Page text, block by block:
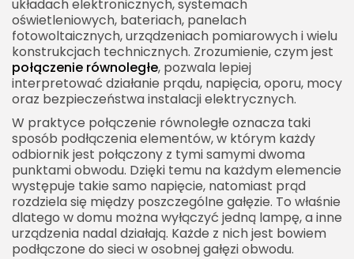
układach elektronicznych, systemach
oświetleniowych, bateriach, panelach
fotowoltaicznych, urządzeniach pomiarowych i wielu
konstrukcjach technicznych. Zrozumienie, czym jest
połączenie równoległe, pozwala lepiej
interpretować działanie prądu, napięcia, oporu, mocy
oraz bezpieczeństwa instalacji elektrycznych.
W praktyce połączenie równoległe oznacza taki
sposób podłączenia elementów, w którym każdy
odbiornik jest połączony z tymi samymi dwoma
punktami obwodu. Dzięki temu na każdym elemencie
występuje takie samo napięcie, natomiast prąd
rozdziela się między poszczególne gałęzie. To właśnie
dlatego w domu można wyłączyć jedną lampę, a inne
urządzenia nadal działają. Każde z nich jest bowiem
podłączone do sieci w osobnej gałęzi obwodu.
równoległym
Dwa rezystory połączone równolegle
Trzy rezystory połączone równolegle
Jednakowe rezystory połączone równolegle
Połączenie równoległe a przewodność elektryczna
Przewodność a praktyka
Połączenie równoległe źródeł napięcia
Kiedy można łączyć źródła równolegle?
Co daje równoległe połączenie akumulatorów?
Ryzyko łączenia źródeł równolegle